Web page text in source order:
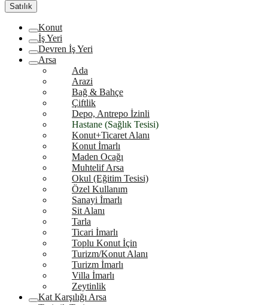
Satılık
Konut
İş Yeri
Devren İş Yeri
Arsa
Ada
Arazi
Bağ & Bahçe
Çiftlik
Depo, Antrepo İzinli
Hastane (Sağlık Tesisi)
Konut+Ticaret Alanı
Konut İmarlı
Maden Ocağı
Muhtelif Arsa
Okul (Eğitim Tesisi)
Özel Kullanım
Sanayi İmarlı
Sit Alanı
Tarla
Ticari İmarlı
Toplu Konut İçin
Turizm/Konut Alanı
Turizm İmarlı
Villa İmarlı
Zeytinlik
Kat Karşılığı Arsa